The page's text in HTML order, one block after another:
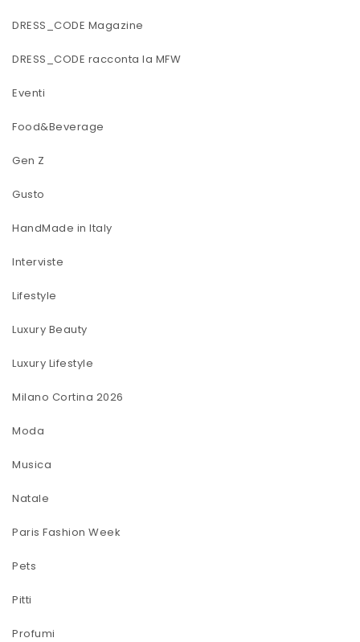
DRESS_CODE Magazine
DRESS_CODE racconta la MFW
Eventi
Food&Beverage
Gen Z
Gusto
HandMade in Italy
Interviste
Lifestyle
Luxury Beauty
Luxury Lifestyle
Milano Cortina 2026
Moda
Musica
Natale
Paris Fashion Week
Pets
Pitti
Profumi